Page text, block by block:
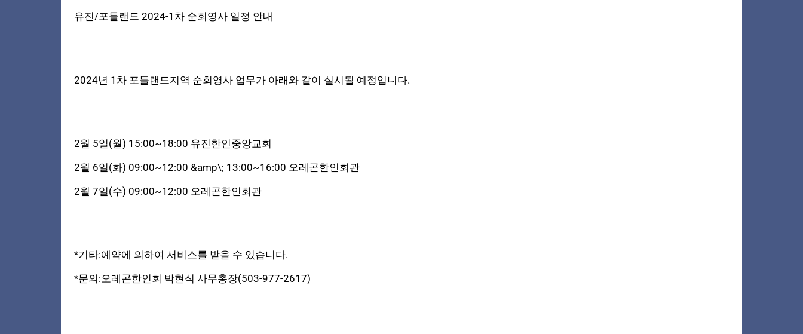
유진/포틀랜드 2024-1차 순회영사 일정 안내
2024년 1차 포틀랜드지역 순회영사 업무가 아래와 같이 실시될 예정입니다.
2월 5일(월) 15:00~18:00 유진한인중앙교회
2월 6일(화) 09:00~12:00 &amp\; 13:00~16:00 오레곤한인회관
2월 7일(수) 09:00~12:00 오레곤한인회관
*기타:예약에 의하여 서비스를 받을 수 있습니다.
*문의:오레곤한인회 박현식 사무총장(503-977-2617)